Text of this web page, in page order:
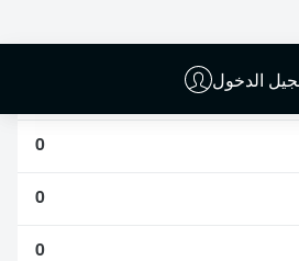
الدخول
0
0
0